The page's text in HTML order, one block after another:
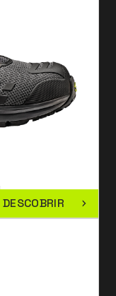
DESCOBRIR